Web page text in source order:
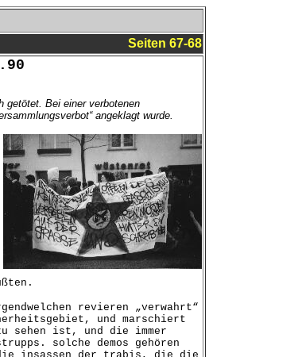
Seiten 67-68
getötet. Bei einer verbotenen
angeklagt wurde.
revieren „verwahrt“
und marschiert
sehen ist, und die immer
solche demos gehören